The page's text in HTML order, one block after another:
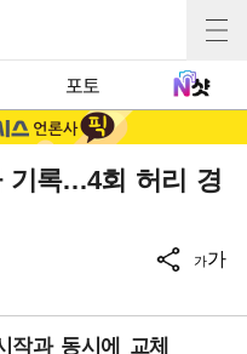
포토
기록…4회 허리 경
가가
과 동시에 교체